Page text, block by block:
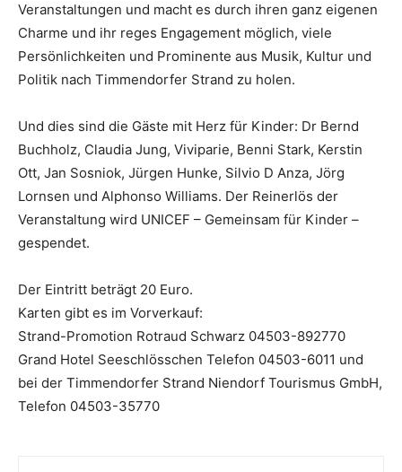
Veranstaltungen und macht es durch ihren ganz eigenen
Charme und ihr reges Engagement möglich, viele
Persönlichkeiten und Prominente aus Musik, Kultur und
Politik nach Timmendorfer Strand zu holen.
Und dies sind die Gäste mit Herz für Kinder: Dr Bernd
Buchholz, Claudia Jung, Viviparie, Benni Stark, Kerstin
Ott, Jan Sosniok, Jürgen Hunke, Silvio D Anza, Jörg
Lornsen und Alphonso Williams. Der Reinerlös der
Veranstaltung wird UNICEF – Gemeinsam für Kinder –
gespendet.
Der Eintritt beträgt 20 Euro.
Karten gibt es im Vorverkauf:
Strand-Promotion Rotraud Schwarz 04503-892770
Grand Hotel Seeschlösschen Telefon 04503-6011 und
bei der Timmendorfer Strand Niendorf Tourismus GmbH,
Telefon 04503-35770